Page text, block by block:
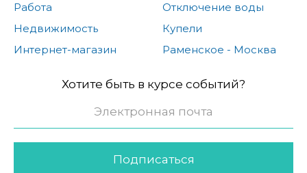
Работа
Недвижимость
Интернет-магазин
Отключение воды
Купели
Раменское - Москва
Хотите быть в курсе событий?
Подписаться